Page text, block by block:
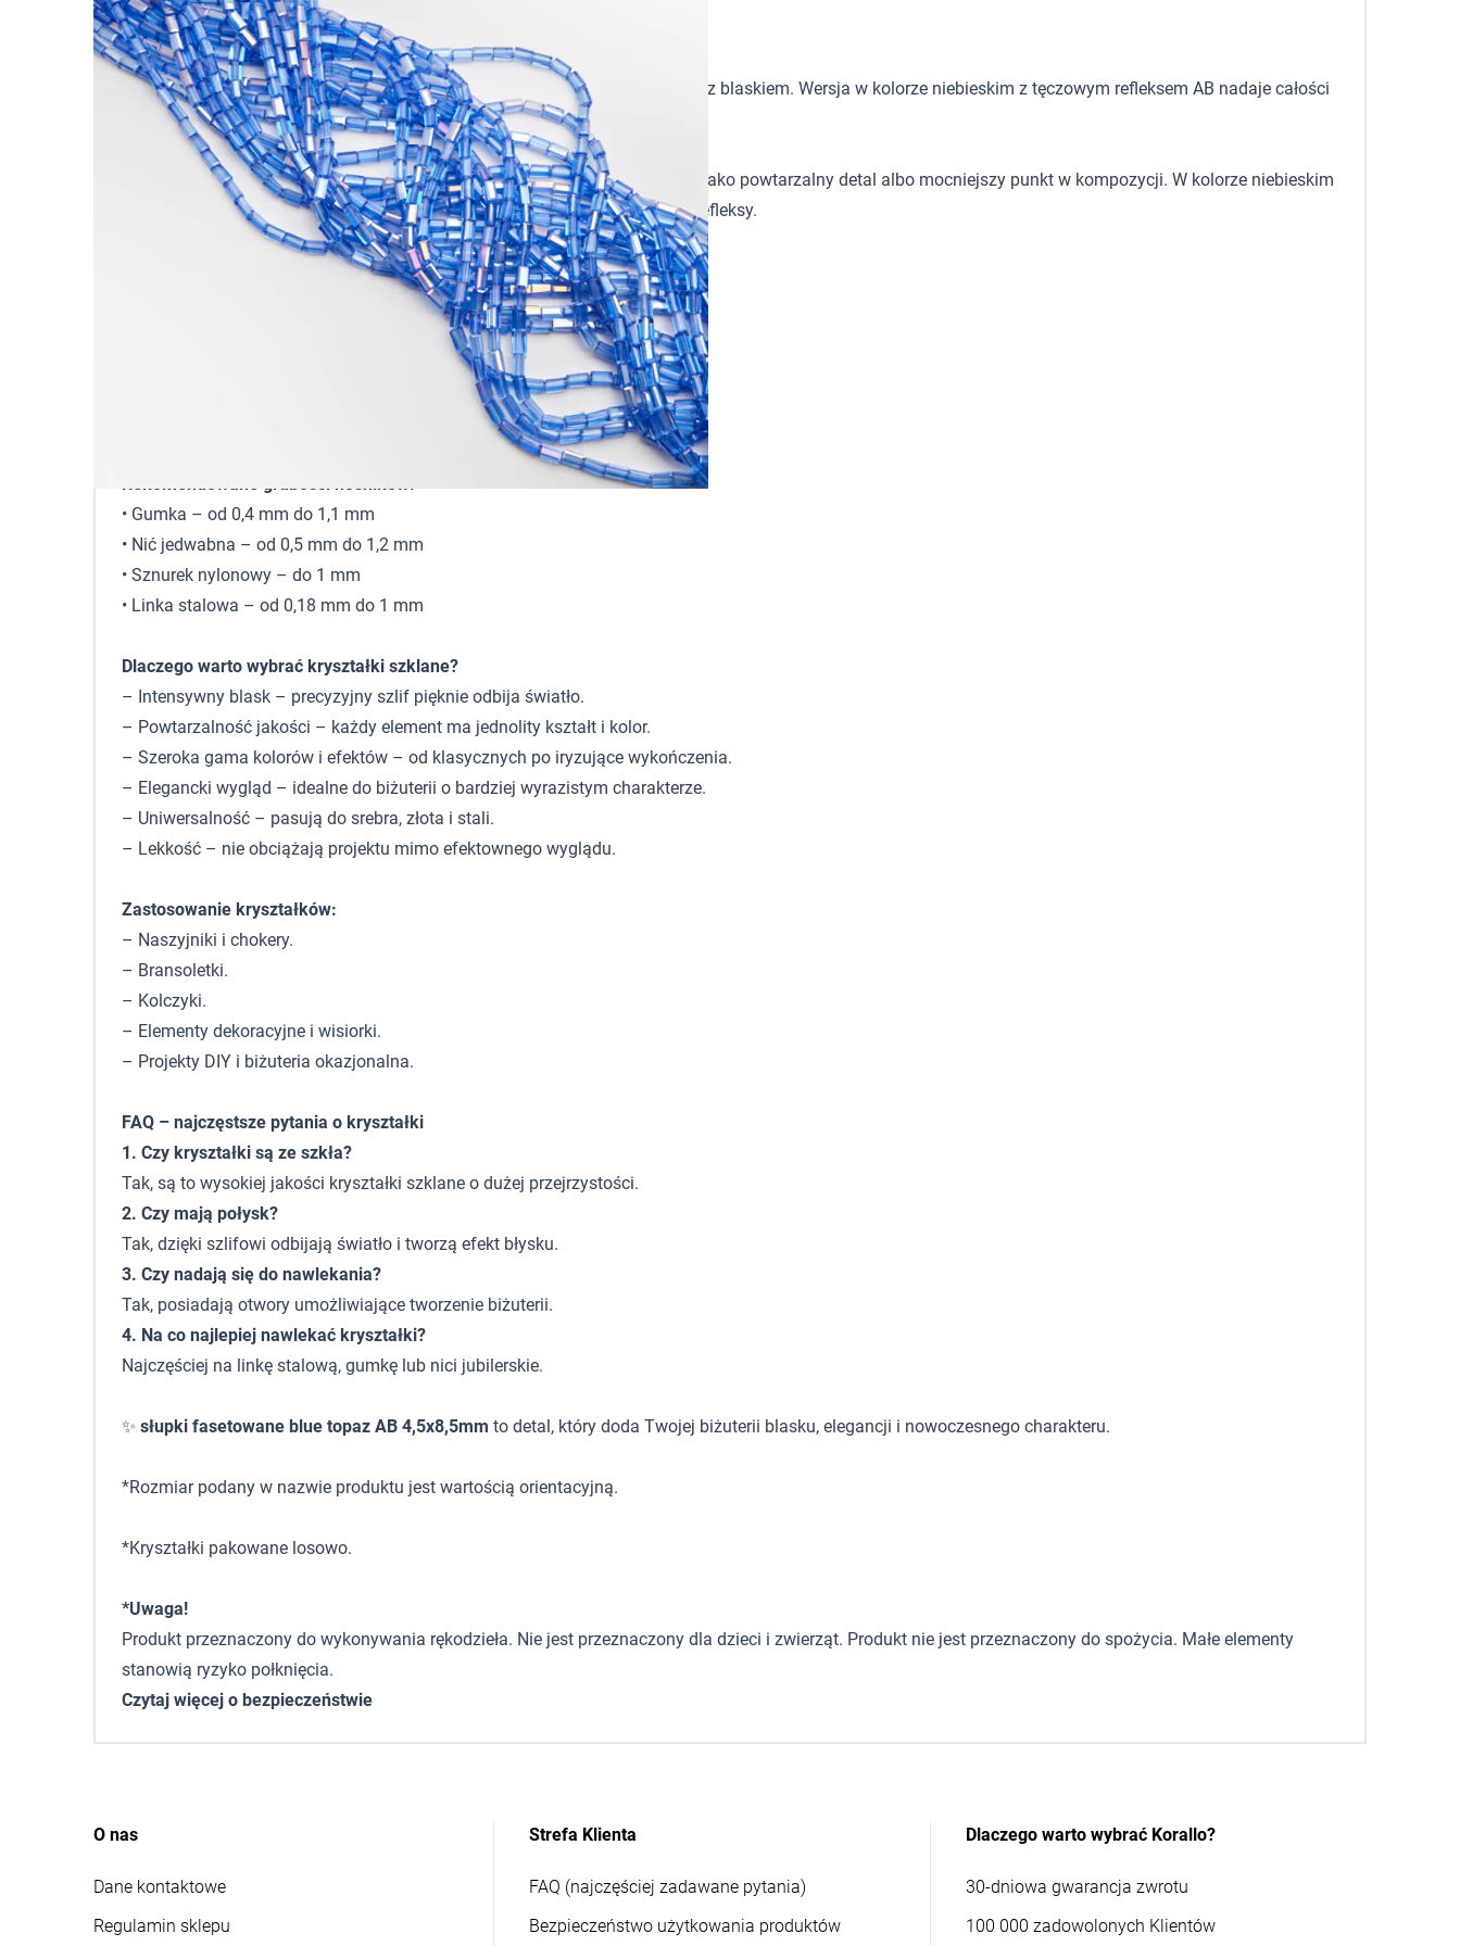
Kryształki słupki fasetowane blue topaz AB 4,5x8,5mm
Forma słupka jest dobrym wyborem do projektów, które mają łączyć lekkość z blaskiem. Wersja w kolorze niebieskim z tęczowym refleksem AB nadaje całości
bardziej dopracowany i biżuteryjny wygląd.
Kryształki słupki fasetowane blue topaz AB 4,5x8,5mm można wykorzystać jako powtarzalny detal albo mocniejszy punkt w kompozycji. W kolorze niebieskim
jest czytelna w gotowej biżuterii, a efekt AB tworzy tęczowe, wielokolorowe refleksy.
Rekomendowane grubości nośników:
• Gumka – od 0,4 mm do 1,1 mm
• Nić jedwabna – od 0,5 mm do 1,2 mm
• Sznurek nylonowy – do 1 mm
• Linka stalowa – od 0,18 mm do 1 mm
Dlaczego warto wybrać kryształki szklane?
– Intensywny blask – precyzyjny szlif pięknie odbija światło.
– Powtarzalność jakości – każdy element ma jednolity kształt i kolor.
– Szeroka gama kolorów i efektów – od klasycznych po iryzujące wykończenia.
– Elegancki wygląd – idealne do biżuterii o bardziej wyrazistym charakterze.
– Uniwersalność – pasują do srebra, złota i stali.
– Lekkość – nie obciążają projektu mimo efektownego wyglądu.
Zastosowanie kryształków:
– Naszyjniki i chokery.
– Bransoletki.
– Kolczyki.
– Elementy dekoracyjne i wisiorki.
– Projekty DIY i biżuteria okazjonalna.
FAQ – najczęstsze pytania o kryształki
1. Czy kryształki są ze szkła?
Tak, są to wysokiej jakości kryształki szklane o dużej przejrzystości.
2. Czy mają połysk?
Tak, dzięki szlifowi odbijają światło i tworzą efekt błysku.
3. Czy nadają się do nawlekania?
Tak, posiadają otwory umożliwiające tworzenie biżuterii.
4. Na co najlepiej nawlekać kryształki?
Najczęściej na linkę stalową, gumkę lub nici jubilerskie.
✨ słupki fasetowane blue topaz AB 4,5x8,5mm to detal, który doda Twojej biżuterii blasku, elegancji i nowoczesnego charakteru.
*Rozmiar podany w nazwie produktu jest wartością orientacyjną.
*Kryształki pakowane losowo.
*Uwaga!
Produkt przeznaczony do wykonywania rękodzieła. Nie jest przeznaczony dla dzieci i zwierząt. Produkt nie jest przeznaczony do spożycia. Małe elementy
stanowią ryzyko połknięcia.
Czytaj więcej o bezpieczeństwie
O nas
Dane kontaktowe
Regulamin sklepu
Strefa Klienta
FAQ (najczęściej zadawane pytania)
Bezpieczeństwo użytkowania produktów
Dlaczego warto wybrać Korallo?
30-dniowa gwarancja zwrotu
100 000 zadowolonych Klientów